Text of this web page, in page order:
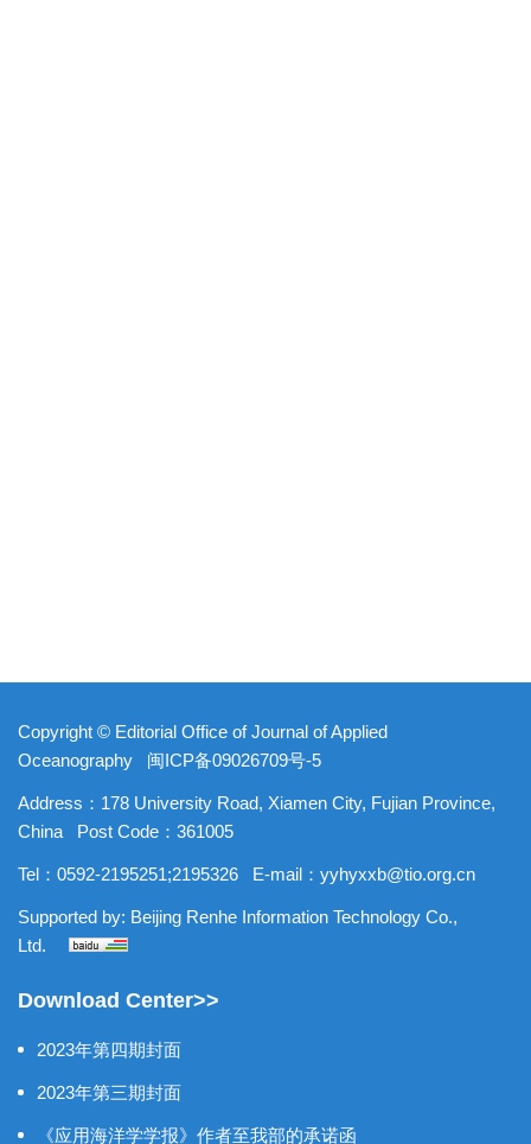
Copyright © Editorial Office of Journal of Applied
Oceanography
闽ICP备09026709号-5
Address：178 University Road, Xiamen City, Fujian Province,
China
Post Code：361005
Tel：0592-2195251;2195326 E-mail： yyhyxxb@tio.org.cn
Supported by: Beijing Renhe Information Technology Co.,
Ltd.
Download Center>>
2023年第四期封面
2023年第三期封面
《应用海洋学学报》作者至我部的承诺函